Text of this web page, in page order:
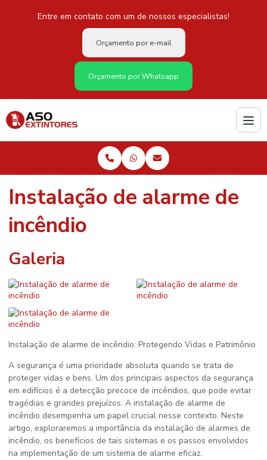
Entre em contato com um de nossos especialistas!
Orçamento por e-mail
Orçamento por Whatsapp
Instalação de alarme de
incêndio
Galeria
Instalação de alarme de incêndio: Protegendo Vidas e Patrimônio
A segurança é uma prioridade absoluta quando se trata de
proteger vidas e bens. Um dos principais aspectos da segurança
em edifícios é a detecção precoce de incêndios, que pode evitar
tragédias e grandes prejuízos. A instalação de alarme de
incêndio desempenha um papel crucial nesse contexto. Neste
artigo, exploraremos a importância da instalação de alarmes de
incêndio, os benefícios de tais sistemas e os passos envolvidos
na implementação de um sistema de alarme eficaz.